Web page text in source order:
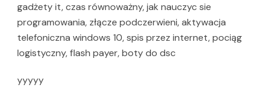
gadżety it, czas równoważny, jak nauczyc sie
programowania, złącze podczerwieni, aktywacja
telefoniczna windows 10, spis przez internet, pociąg
logistyczny, flash payer, boty do dsc
yyyyy